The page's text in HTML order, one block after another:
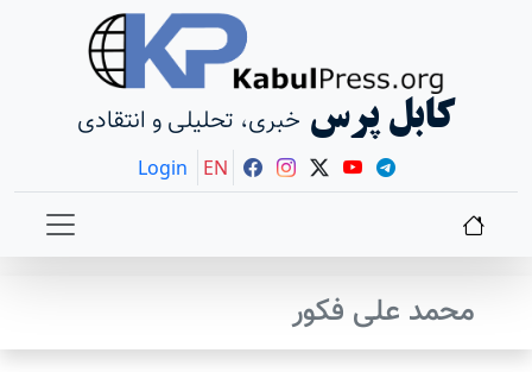
کابل پرس خبری، تحلیلی و انتقادی
Login EN
محمد علی فکور